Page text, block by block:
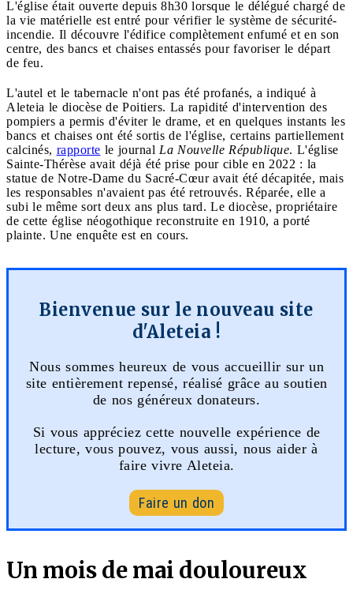
L'église était ouverte depuis 8h30 lorsque le délégué chargé de
la vie matérielle est entré pour vérifier le système de sécurité-
incendie. Il découvre l'édifice complètement enfumé et en son
centre, des bancs et chaises entassés pour favoriser le départ
de feu.
L'autel et le tabernacle n'ont pas été profanés, a indiqué à
Aleteia le diocèse de Poitiers. La rapidité d'intervention des
pompiers a permis d'éviter le drame, et en quelques instants les
bancs et chaises ont été sortis de l'église, certains partiellement
calcinés, rapporte le journal La Nouvelle République. L'église
Sainte-Thérèse avait déjà été prise pour cible en 2022 : la
statue de Notre-Dame du Sacré-Cœur avait été décapitée, mais
les responsables n'avaient pas été retrouvés. Réparée, elle a
subi le même sort deux ans plus tard. Le diocèse, propriétaire
de cette église néogothique reconstruite en 1910, a porté
plainte. Une enquête est en cours.
Bienvenue sur le nouveau site
d'Aleteia !
Nous sommes heureux de vous accueillir sur un
site entièrement repensé, réalisé grâce au soutien
de nos généreux donateurs.
Si vous appréciez cette nouvelle expérience de
lecture, vous pouvez, vous aussi, nous aider à
faire vivre Aleteia.
Faire un don
Un mois de mai douloureux